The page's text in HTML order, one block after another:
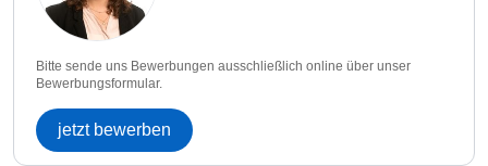
Bitte sende uns Bewerbungen ausschließlich online über unser
Bewerbungsformular.
jetzt bewerben